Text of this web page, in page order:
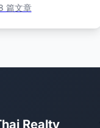
篇文章
Realty